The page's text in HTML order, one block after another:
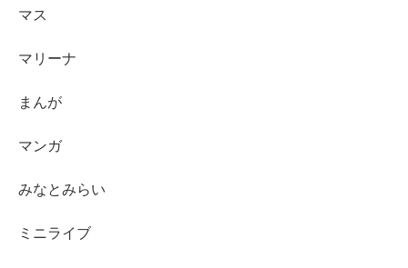
マス
マリーナ
まんが
マンガ
みなとみらい
ミニライブ